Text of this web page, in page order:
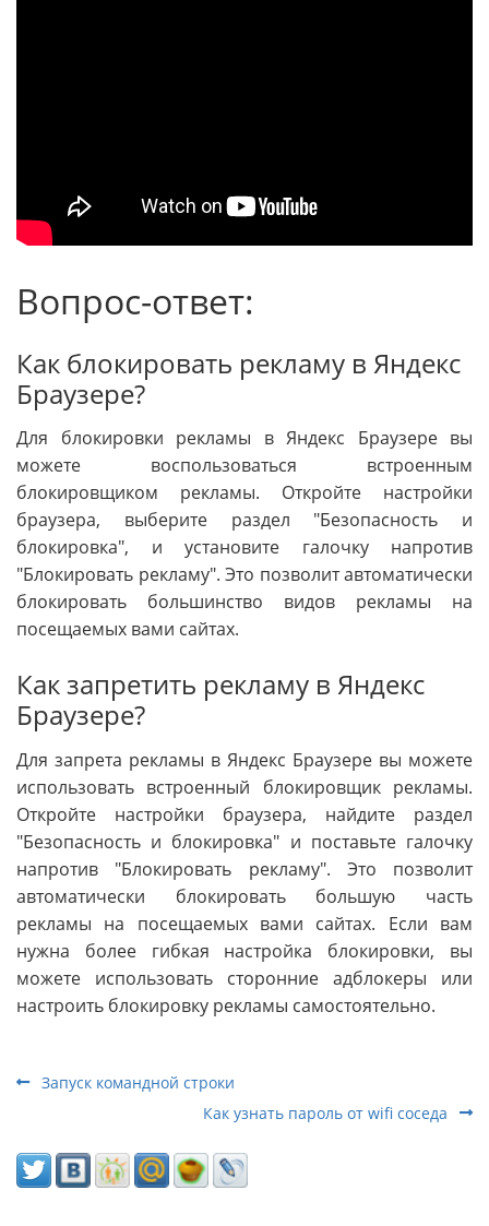
Вопрос-ответ:
Как блокировать рекламу в Яндекс
Браузере?
Для блокировки рекламы в Яндекс Браузере вы
можете воспользоваться встроенным
блокировщиком рекламы. Откройте настройки
браузера, выберите раздел "Безопасность и
блокировка", и установите галочку напротив
"Блокировать рекламу". Это позволит автоматически
блокировать большинство видов рекламы на
посещаемых вами сайтах.
Как запретить рекламу в Яндекс
Браузере?
Для запрета рекламы в Яндекс Браузере вы можете
использовать встроенный блокировщик рекламы.
Откройте настройки браузера, найдите раздел
"Безопасность и блокировка" и поставьте галочку
напротив "Блокировать рекламу". Это позволит
автоматически блокировать большую часть
рекламы на посещаемых вами сайтах. Если вам
нужна более гибкая настройка блокировки, вы
можете использовать сторонние адблокеры или
настроить блокировку рекламы самостоятельно.
Запуск командной строки
Как узнать пароль от wifi соседа